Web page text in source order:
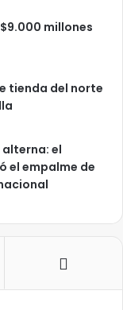
millones
tienda del norte
el
el empalme de